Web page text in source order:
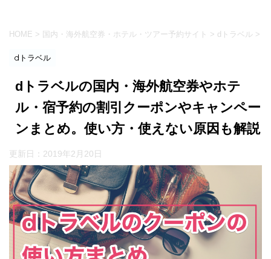
HOME > 国内・海外航空券・ホテル・ツアー予約サイト > dトラベル >
dトラベル
dトラベルの国内・海外航空券やホテ
ル・宿予約の割引クーポンやキャンペー
ンまとめ。使い方・使えない原因も解説
更新日： 2019年2月20日